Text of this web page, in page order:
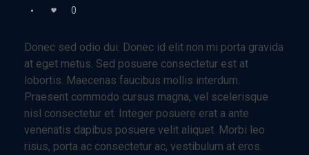
0
Donec sed odio dui. Donec id elit non mi porta gravida
at eget metus. Sed posuere consectetur est at
lobortis. Maecenas faucibus mollis interdum.
Praesent commodo cursus magna, vel scelerisque
nisl consectetur et. Integer posuere erat a ante
venenatis dapibus posuere velit aliquet. Morbi leo
risus, porta ac consectetur ac, vestibulum at eros.